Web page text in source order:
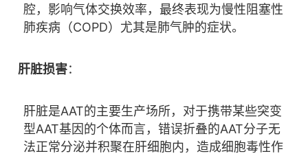
腔，影响气体交换效率，最终表现为慢性阻塞性
肺疾病（COPD）尤其是肺气肿的症状。
肝脏损害：
肝脏是AAT的主要生产场所，对于携带某些突变
型AAT基因的个体而言，错误折叠的AAT分子无
法正常分泌并积聚在肝细胞内，造成细胞毒性作